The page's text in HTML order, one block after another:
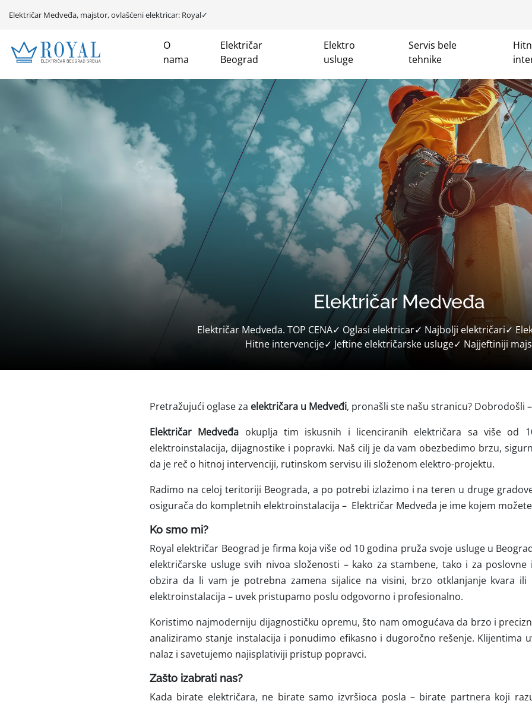
Električar Medveđa, majstor, ovlašćeni elektricar: Royal✓
O
nama
Električar
Beograd
Elektro
usluge
Servis bele
tehnike
Električar Medveđa
Električar Medveđa. TOP CENA✓ Oglasi elektricar✓ Najbolji električari✓
Hitne intervencije✓ Jeftine električarske usluge✓ Najjeftiniji
Pretražujući oglase za električara u Medveđi, pronašli ste našu stranicu? Dobrodošli
Električar Medveđa okuplja tim iskusnih i licenciranih električara sa više od
elektroinstalacija, dijagnostike i popravki. Naš cilj je da vam obezbedimo brzu,
da je reč o hitnoj intervenciji, rutinskom servisu ili složenom elektro-projektu.
Radimo na celoj teritoriji Beograda, a po potrebi izlazimo i na teren u druge
osigurača do kompletnih elektroinstalacija – Električar Medveđa je ime kojem
Ko smo mi?
Royal električar Beograd je firma koja više od 10 godina pruža svoje usluge u
električarske usluge svih nivoa složenosti – kako za stambene, tako i za
obzira da li vam je potrebna zamena sijalice na visini, brzo otklanjanje kvara ili
elektroinstalacija – uvek pristupamo poslu odgovorno i profesionalno.
Koristimo najmoderniju dijagnostičku opremu, što nam omogućava da brzo i
analiziramo stanje instalacija i ponudimo efikasno i dugoročno rešenje. Klijentima
nalaz i savetujemo najisplativiji pristup popravci.
Zašto izabrati nas?
Kada birate električara, ne birate samo izvršioca posla – birate partnera koji